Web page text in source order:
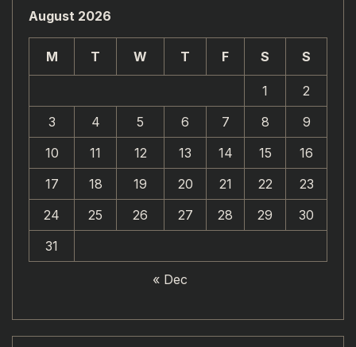
August 2026
M T W T F S S
1
2
3
4 5 6 7 8
9
10
11 12 13 14 15
16
17
18 19 20 21 22
23
24
25 26 27 28 29
30
31
« Dec